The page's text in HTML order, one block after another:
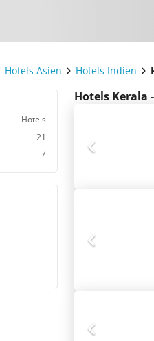
Hotels Asien Hotels Indien
Hotels
21
7
Hotels Kerala